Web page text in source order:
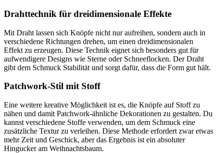
Drahttechnik für dreidimensionale Effekte
Mit Draht lassen sich Knöpfe nicht nur aufreihen, sondern auch in
verschiedene Richtungen drehen, um einen dreidimensionalen
Effekt zu erzeugen. Diese Technik eignet sich besonders gut für
aufwendigere Designs wie Sterne oder Schneeflocken. Der Draht
gibt dem Schmuck Stabilität und sorgt dafür, dass die Form gut hält.
Patchwork-Stil mit Stoff
Eine weitere kreative Möglichkeit ist es, die Knöpfe auf Stoff zu
nähen und damit Patchwork-ähnliche Dekorationen zu gestalten. Du
kannst verschiedene Stoffe verwenden, um dem Schmuck eine
zusätzliche Textur zu verleihen. Diese Methode erfordert zwar etwas
mehr Zeit und Geschick, aber das Ergebnis ist ein absoluter
Hingucker am Weihnachtsbaum.